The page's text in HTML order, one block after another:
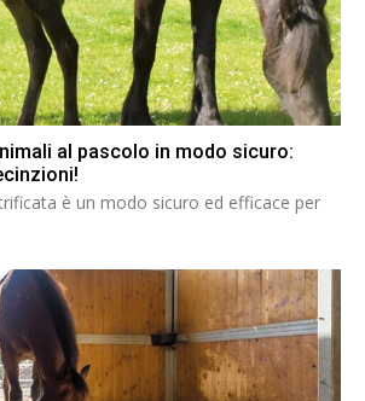
al pascolo in modo sicuro:
è un modo sicuro ed efficace per